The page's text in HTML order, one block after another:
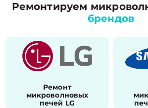
Ремонтируем
брендов
Ремонт
микроволновых
печей LG